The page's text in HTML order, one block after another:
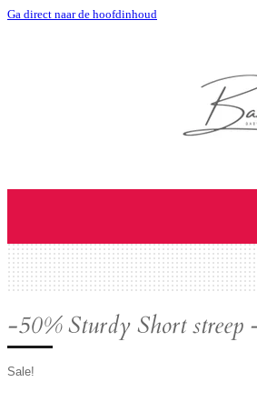
Ga direct naar de hoofdinhoud
-50% Sturdy Short
Sale!